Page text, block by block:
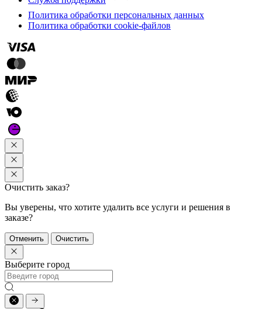
Политика обработки персональных данных
Политика обработки cookie-файлов
Очистить заказ?
Вы уверены, что хотите удалить все услуги и решения в
заказе?
Отменить Очистить
Выберите город